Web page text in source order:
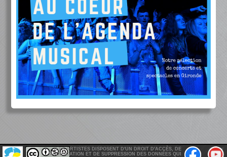
LES ARTISTES DISPOSENT D'UN DROIT D'ACCÈS, DE
MODIFICATION ET DE SUPPRESSION DES DONNÉES QUI